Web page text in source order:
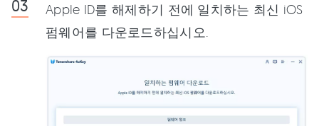
Apple ID를 해제하기 전에 일치하는 최신 iOS
펌웨어를 다운로드하십시오.